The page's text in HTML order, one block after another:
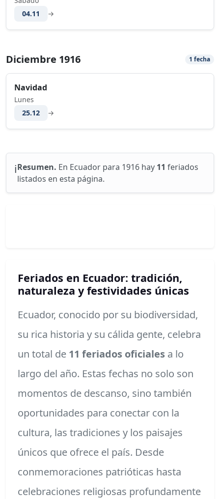
04.11
→
Diciembre 1916 1 fecha
Navidad
Lunes
25.12
→
ℹ️Resumen. En Ecuador para 1916 hay 11 feriados
listados en esta página.
Feriados en Ecuador: tradición,
naturaleza y festividades únicas
Ecuador, conocido por su biodiversidad,
su rica historia y su cálida gente, celebra
un total de 11 feriados oficiales a lo
largo del año. Estas fechas no solo son
momentos de descanso, sino también
oportunidades para conectar con la
cultura, las tradiciones y los paisajes
únicos que ofrece el país. Desde
conmemoraciones patrióticas hasta
celebraciones religiosas profundamente